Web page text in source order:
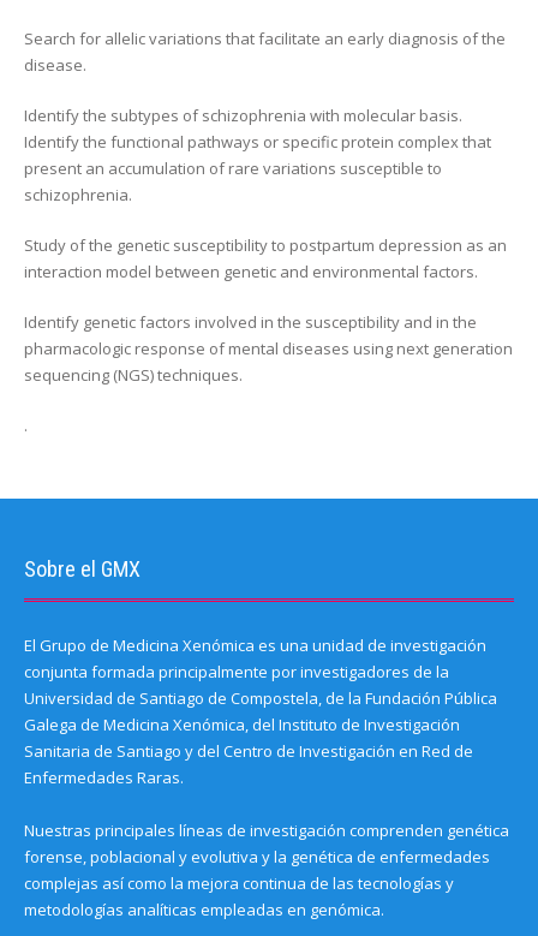
Search for allelic variations that facilitate an early diagnosis of the
disease.
Identify the subtypes of schizophrenia with molecular basis.
Identify the functional pathways or specific protein complex that
present an accumulation of rare variations susceptible to
schizophrenia.
Study of the genetic susceptibility to postpartum depression as an
interaction model between genetic and environmental factors.
Identify genetic factors involved in the susceptibility and in the
pharmacologic response of mental diseases using next generation
sequencing (NGS) techniques.
.
Sobre el GMX
El Grupo de Medicina Xenómica es una unidad de investigación
conjunta formada principalmente por investigadores de la
Universidad de Santiago de Compostela, de la Fundación Pública
Galega de Medicina Xenómica, del Instituto de Investigación
Sanitaria de Santiago y del Centro de Investigación en Red de
Enfermedades Raras.
Nuestras principales líneas de investigación comprenden genética
forense, poblacional y evolutiva y la genética de enfermedades
complejas así como la mejora continua de las tecnologías y
metodologías analíticas empleadas en genómica.